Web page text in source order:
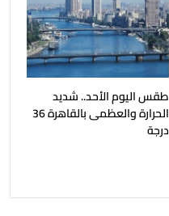
طقس اليوم الأحد.. شديد
الحرارة والعظمى بالقاهرة 36
درجة